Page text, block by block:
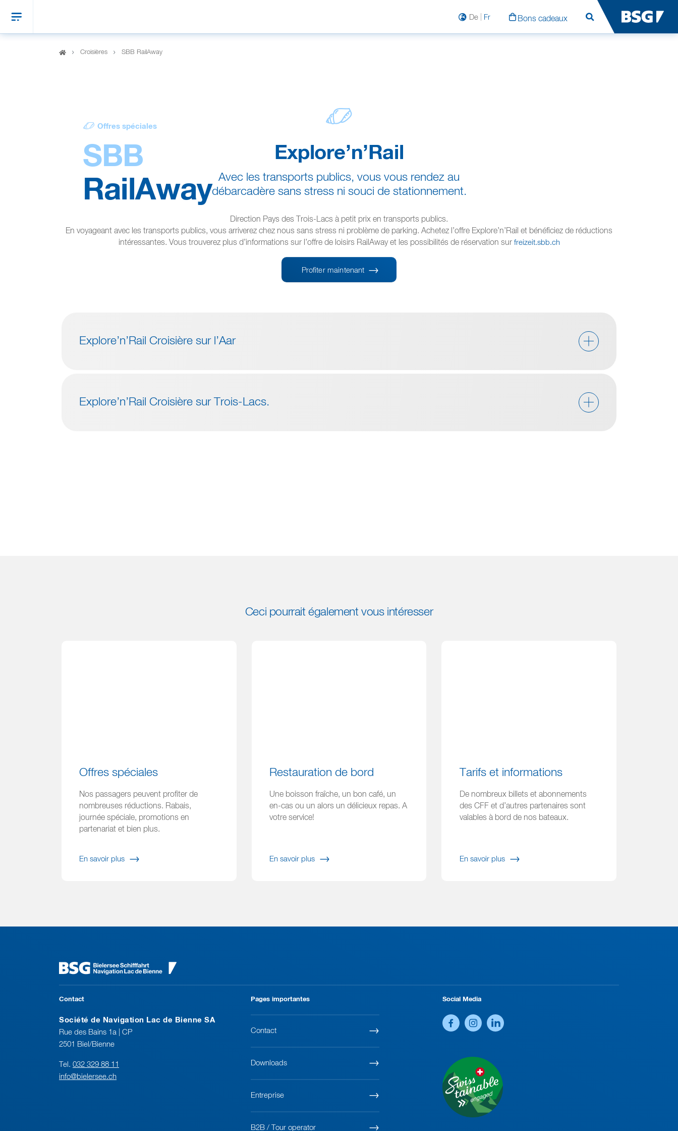
De Fr Bons cadeaux Rechercher
Croisières SBB RailAway
Offres spéciales
SBB
RailAway
Explore’n’Rail
Avec les transports publics, vous vous rendez au
débarcadère sans stress ni souci de stationnement.
Direction Pays des Trois-Lacs à petit prix en transports publics.
En voyageant avec les transports publics, vous arriverez chez nous sans stress ni problème de parking. Achetez l’offre Explore’n’Rail et bénéficiez de réductions
intéressantes. Vous trouverez plus d’informations sur l’offre de loisirs RailAway et les possibilités de réservation sur freizeit.sbb.ch
Profiter maintenant
Explore’n’Rail Croisière sur l’Aar
Explore’n’Rail Croisière sur Trois-Lacs.
Ceci pourrait également vous intéresser
Offres spéciales
Nos passagers peuvent profiter de
nombreuses réductions. Rabais,
journée spéciale, promotions en
partenariat et bien plus.
En savoir plus
Restauration de bord
Une boisson fraîche, un bon café, un
en-cas ou un alors un délicieux repas. A
votre service!
En savoir plus
Tarifs et informations
De nombreux billets et abonnements
des CFF et d’autres partenaires sont
valables à bord de nos bateaux.
En savoir plus
Contact
Société de Navigation Lac de Bienne SA
Rue des Bains 1a | CP
2501 Biel/Bienne
Tel. 032 329 88 11
info@bielersee.ch
Pages importantes
Contact
Downloads
Entreprise
B2B / Tour operator
Social Media